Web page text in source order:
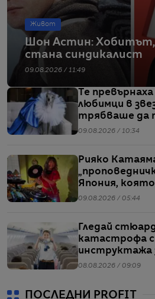
Живот
Шон Астин:
стана синдикалист
09.08.2026 / 11:49
Те
любимци в
трябваше да
09.08.2026 / 10:34
Рияко
Япония,
българския
09.08.2026 / 05:44
Гледай
катастрофа
инструктажа
08.08.2026 / 09:09
ПОСЛЕДНИ PROFIT